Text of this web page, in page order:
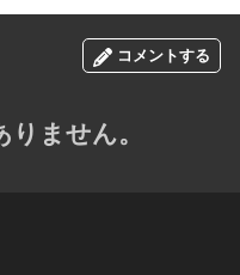
コメントする
ません。